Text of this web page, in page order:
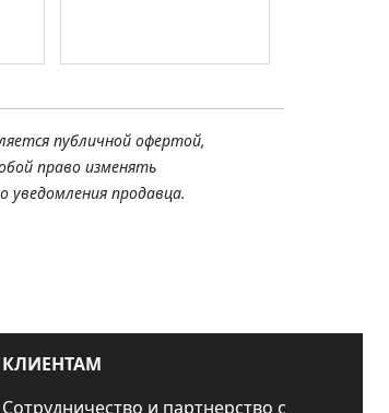
публичной офертой,
право изменять
уведомления продавца.
КЛИЕНТАМ
Сотрудничество и партнерство с